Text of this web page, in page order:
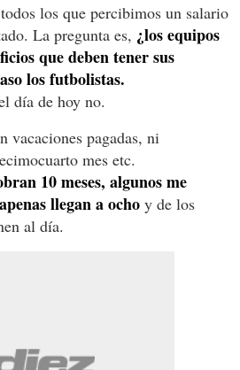
los que percibimos un salario
La pregunta es, ¿los equipos
que deben tener sus
los futbolistas.
día de hoy no.
vacaciones pagadas, ni
mes etc.
10 meses, algunos me
llegan a ocho y de los
al día.